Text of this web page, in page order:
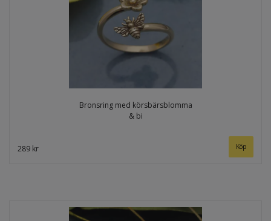
Bronsring med körsbärsblomma
& bi
289 kr